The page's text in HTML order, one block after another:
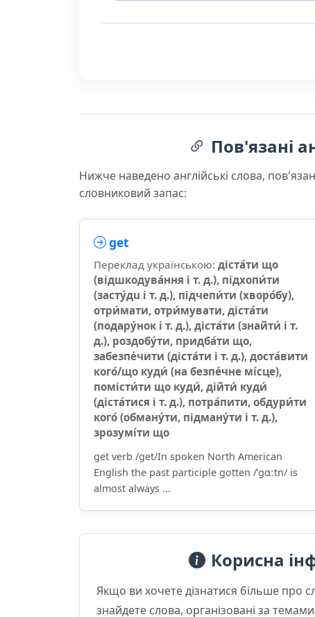
Пов'язані
Нижче наведено англійські слова,
словниковий запас:
get
Переклад українською: діста́ти що
(відшкодува́ння і т. д.), підхопи́ти
(засту́дu і т. д.), підчепи́ти (хворо́бу),
отри́мати, отри́мувати, діста́ти
(подару́нок і т. д.), діста́ти (знайти́ і т.
д.), роздобу́ти, придба́ти що,
забезпе́чити (діста́ти і т. д.), доста́вити
кого́/що куди́ (на безпе́чне мі́сце),
помісти́ти що куди́, дійти́ куди́
(діста́тися і т. д.), потра́пити, обдури́ти
кого́ (обману́ти, підману́ти і т. д.),
зрозумі́ти що
get verb /ɡet/In spoken North American
English the past participle gotten /ˈɡɑːtn/ is
almost always ...
Корисна
Якщо ви хочете дізнатися більше про
знайдете слова, організовані за